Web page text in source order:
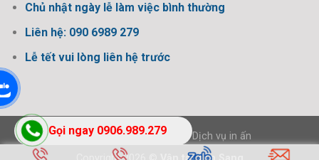
Chủ nhật ngày lễ làm việc bình thường
Liên hệ: 090 6989 279
Lễ tết vui lòng liên hệ trước
Thiết kế bởi Design Ngon -Dịch vụ in ấn
Gọi ngay 0906.989.279